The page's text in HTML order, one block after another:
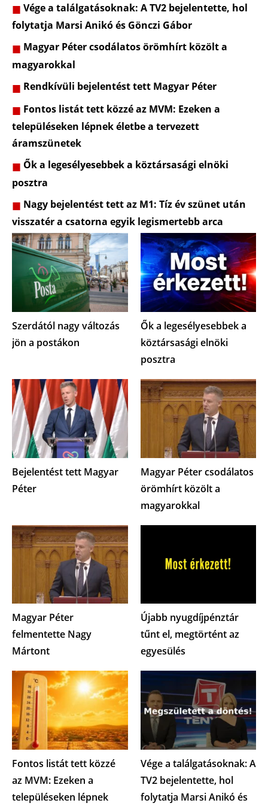
Vége a találgatásoknak: A TV2 bejelentette, hol
folytatja Marsi Anikó és Gönczi Gábor
Magyar Péter csodálatos örömhírt közölt a
magyarokkal
Rendkívüli bejelentést tett Magyar Péter
Fontos listát tett közzé az MVM: Ezeken a
településeken lépnek életbe a tervezett
áramszünetek
Ők a legesélyesebbek a köztársasági elnöki
posztra
Nagy bejelentést tett az M1: Tíz év szünet után
visszatér a csatorna egyik legismertebb arca
Szerdától nagy változás
jön a postákon
Ők a legesélyesebbek a
köztársasági elnöki
posztra
Bejelentést tett Magyar
Péter
Magyar Péter csodálatos
örömhírt közölt a
magyarokkal
Magyar Péter
felmentette Nagy
Mártont
Újabb nyugdíjpénztár
tűnt el, megtörtént az
egyesülés
Fontos listát tett közzé
az MVM: Ezeken a
településeken lépnek
Vége a találgatásoknak: A
TV2 bejelentette, hol
folytatja Marsi Anikó és